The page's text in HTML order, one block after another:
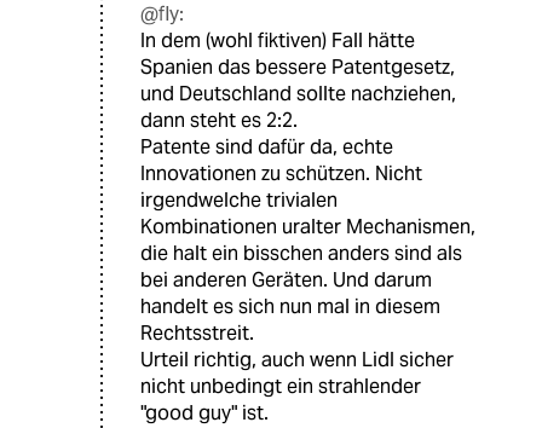
@fly:
In dem (wohl fiktiven) Fall hätte
Spanien das bessere Patentgesetz,
und Deutschland sollte nachziehen,
dann steht es 2:2.
Patente sind dafür da, echte
Innovationen zu schützen. Nicht
irgendwelche trivialen
Kombinationen uralter Mechanismen,
die halt ein bisschen anders sind als
bei anderen Geräten. Und darum
handelt es sich nun mal in diesem
Rechtsstreit.
Urteil richtig, auch wenn Lidl sicher
nicht unbedingt ein strahlender
"good guy" ist.